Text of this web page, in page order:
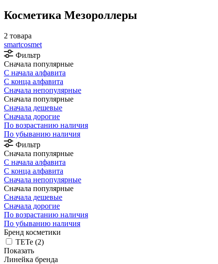
Косметика Мезороллеры
2 товара
smartcosmet
Фильтр
Сначала популярные
С начала алфавита
С конца алфавита
Сначала непопулярные
Сначала популярные
Сначала дешевые
Сначала дорогие
По возрастанию наличия
По убыванию наличия
Фильтр
Сначала популярные
С начала алфавита
С конца алфавита
Сначала непопулярные
Сначала популярные
Сначала дешевые
Сначала дорогие
По возрастанию наличия
По убыванию наличия
Бренд косметики
TETe (2)
Показать
Линейка бренда